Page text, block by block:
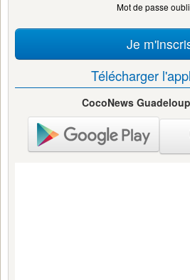
Mot de passe
Je
Télécharger
CocoNews